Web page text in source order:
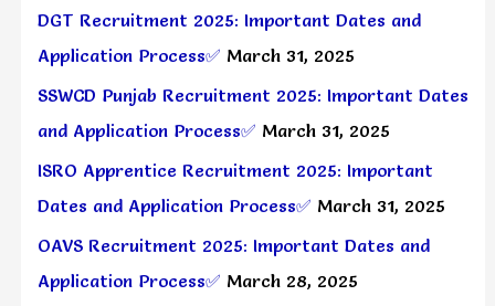
DGT Recruitment 2025: Important Dates and
Application Process✅ March 31, 2025
SSWCD Punjab Recruitment 2025: Important Dates
and Application Process✅ March 31, 2025
ISRO Apprentice Recruitment 2025: Important
Dates and Application Process✅ March 31, 2025
OAVS Recruitment 2025: Important Dates and
Application Process✅ March 28, 2025